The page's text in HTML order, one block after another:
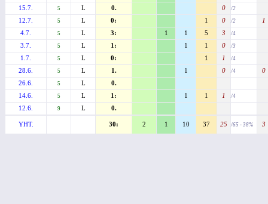
15.7. 5 L 0. 0 /2
12.7. 5 L 0: 1 0 /2
1
4.7.
5 L 3: 1 1 5 3 /4
3.7. 5 L 1: 1 1 0 /3
1.7. 5 L 0: 1 1 /4
28.6. 5 L 1. 1 0 /4
0
26.6.
5 L
0.
14.6.
5 L 1: 1 1 1 /4
12.6. 9 L 0.
YHT. 30: 2 1 10 37 25 /65 - 38% 3